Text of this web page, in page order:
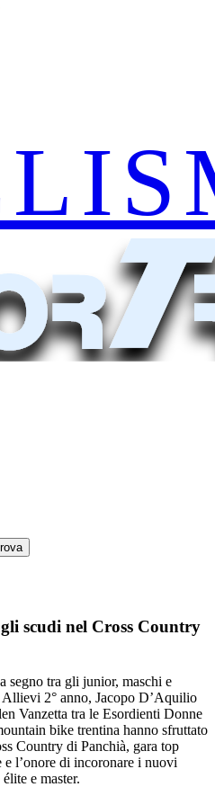
scudi nel Cross Country
segno tra gli junior, maschi e
2° anno, Jacopo D’Aquilio
Vanzetta tra le Esordienti Donne
bike trentina hanno sfruttato
Country di Panchià, gara top
e l’onore di incoronare i nuovi
e master.